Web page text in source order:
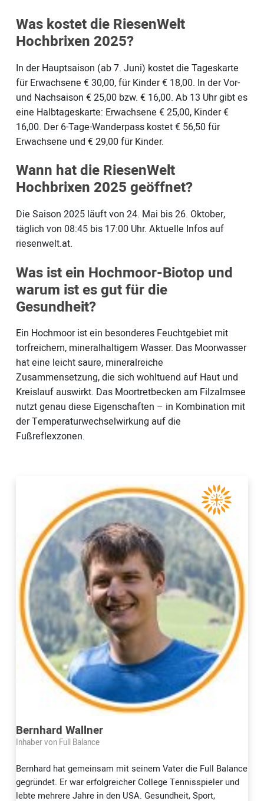
Was kostet die RiesenWelt
Hochbrixen 2025?
In der Hauptsaison (ab 7. Juni) kostet die Tageskarte
für Erwachsene € 30,00, für Kinder € 18,00. In der Vor-
und Nachsaison € 25,00 bzw. € 16,00. Ab 13 Uhr gibt es
eine Halbtageskarte: Erwachsene € 25,00, Kinder €
16,00. Der 6-Tage-Wanderpass kostet € 56,50 für
Erwachsene und € 29,00 für Kinder.
Wann hat die RiesenWelt
Hochbrixen 2025 geöffnet?
Die Saison 2025 läuft von 24. Mai bis 26. Oktober,
täglich von 08:45 bis 17:00 Uhr. Aktuelle Infos auf
riesenwelt.at.
Was ist ein Hochmoor-Biotop und
warum ist es gut für die
Gesundheit?
Ein Hochmoor ist ein besonderes Feuchtgebiet mit
torfreichem, mineralhaltigem Wasser. Das Moorwasser
hat eine leicht saure, mineralreiche
Zusammensetzung, die sich wohltuend auf Haut und
Kreislauf auswirkt. Das Moortretbecken am Filzalmsee
nutzt genau diese Eigenschaften – in Kombination mit
der Temperaturwechselwirkung auf die
Fußreflexzonen.
Bernhard Wallner
Inhaber von Full Balance
Bernhard hat gemeinsam mit seinem Vater die Full Balance
gegründet. Er war erfolgreicher College Tennisspieler und
lebte mehrere Jahre in den USA. Gesundheit, Sport,